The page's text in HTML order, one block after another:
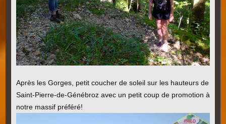
Après les Gorges, petit coucher de soleil sur les hauteurs de
Saint-Pierre-de-Génébroz avec un petit coup de promotion à
notre massif préféré!